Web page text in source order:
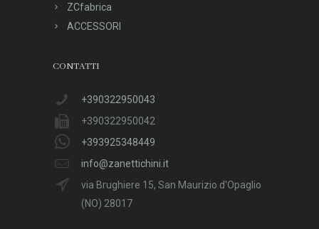
ZCfabrica
ACCESSORI
CONTATTI
+390322950043
+390322950042
+393925348449
info@zanettichini.it
via Brughiere 15, San Maurizio d'Opaglio
(NO) 28017